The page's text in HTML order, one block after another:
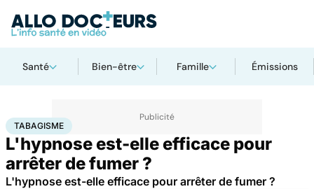
Santé Bien-être Famille Émissions
AccueilSanté Maladies Tabagisme
TABAGISME
L'hypnose est-elle efficace pour
arrêter de fumer ?
L'hypnose est-elle efficace pour arrêter de fumer ?